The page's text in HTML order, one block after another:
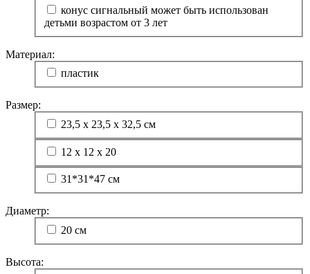
конус сигнальный может быть использован
детьми возрастом от 3 лет
Материал:
пластик
Размер:
23,5 х 23,5 х 32,5 см
12 х 12 х 20
31*31*47 см
Диаметр:
20 см
Высота: